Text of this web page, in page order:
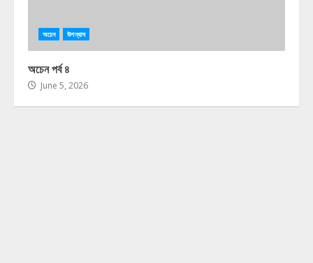
অচেন উপন্যাস
অচেন পর্ব ৪
June 5, 2026